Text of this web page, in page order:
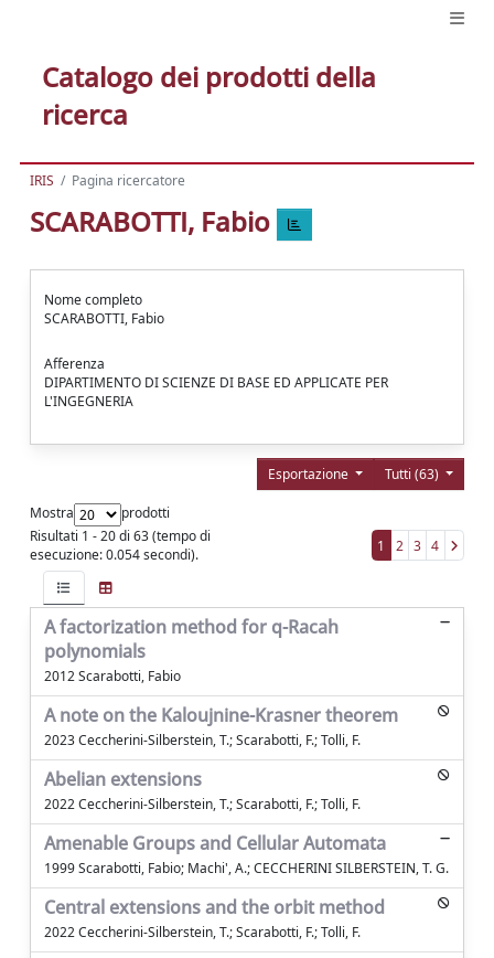
Catalogo dei prodotti della
ricerca
IRIS Pagina ricercatore
SCARABOTTI, Fabio
Nome completo
SCARABOTTI, Fabio
Afferenza
DIPARTIMENTO DI SCIENZE DI BASE ED APPLICATE PER
L'INGEGNERIA
Tutti (63)
Esportazione
Mostra
prodotti
Risultati 1 - 20 di 63 (tempo di
esecuzione: 0.054 secondi).
1 2 3 4
A factorization method for q-Racah
polynomials
2012 Scarabotti, Fabio
A note on the Kaloujnine-Krasner theorem
2023 Ceccherini-Silberstein, T.; Scarabotti, F.; Tolli, F.
Abelian extensions
2022 Ceccherini-Silberstein, T.; Scarabotti, F.; Tolli, F.
Amenable Groups and Cellular Automata
1999 Scarabotti, Fabio; Machi', A.; CECCHERINI SILBERSTEIN, T. G.
Central extensions and the orbit method
2022 Ceccherini-Silberstein, T.; Scarabotti, F.; Tolli, F.